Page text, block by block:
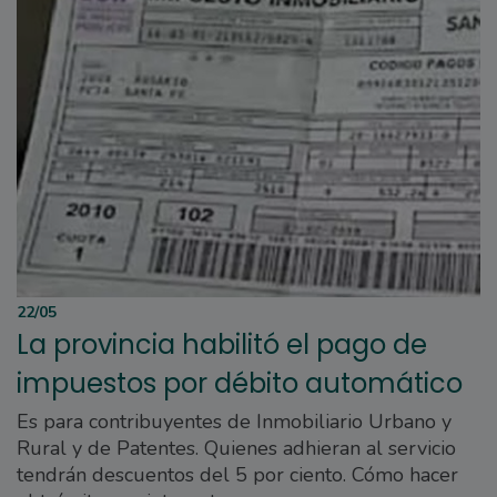
22/05
La provincia habilitó el pago de
impuestos por débito automático
Es para contribuyentes de Inmobiliario Urbano y
Rural y de Patentes. Quienes adhieran al servicio
tendrán descuentos del 5 por ciento. Cómo hacer